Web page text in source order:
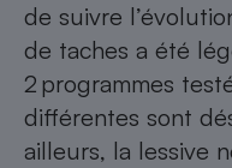
de suivre
de taches a été
2 programmes
différentes sont
ailleurs, la lessive